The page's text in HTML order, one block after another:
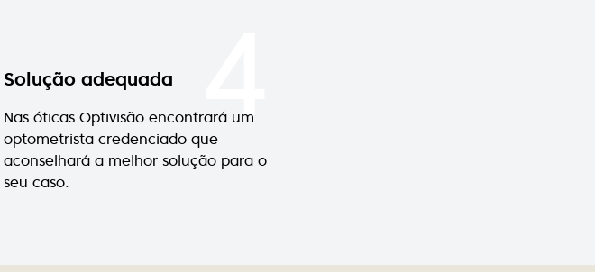
Solução adequada
Nas óticas Optivisão encontrará um
optometrista credenciado que
aconselhará a melhor solução para o
seu caso.
4